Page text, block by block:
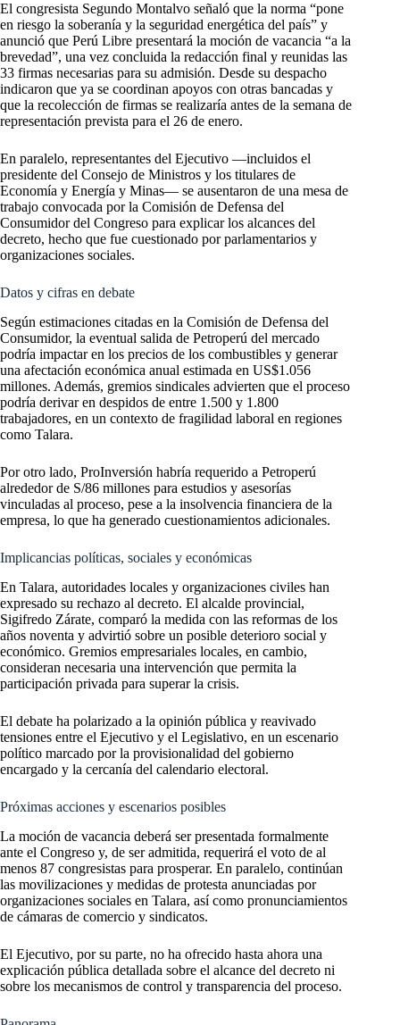
El congresista Segundo Montalvo señaló que la norma “pone
en riesgo la soberanía y la seguridad energética del país” y
anunció que Perú Libre presentará la moción de vacancia “a la
brevedad”, una vez concluida la redacción final y reunidas las
33 firmas necesarias para su admisión. Desde su despacho
indicaron que ya se coordinan apoyos con otras bancadas y
que la recolección de firmas se realizaría antes de la semana de
representación prevista para el 26 de enero.
En paralelo, representantes del Ejecutivo —incluidos el
presidente del Consejo de Ministros y los titulares de
Economía y Energía y Minas— se ausentaron de una mesa de
trabajo convocada por la Comisión de Defensa del
Consumidor del Congreso para explicar los alcances del
decreto, hecho que fue cuestionado por parlamentarios y
organizaciones sociales.
Datos y cifras en debate
Según estimaciones citadas en la Comisión de Defensa del
Consumidor, la eventual salida de Petroperú del mercado
podría impactar en los precios de los combustibles y generar
una afectación económica anual estimada en US$1.056
millones. Además, gremios sindicales advierten que el proceso
podría derivar en despidos de entre 1.500 y 1.800
trabajadores, en un contexto de fragilidad laboral en regiones
como Talara.
Por otro lado, ProInversión habría requerido a Petroperú
alrededor de S/86 millones para estudios y asesorías
vinculadas al proceso, pese a la insolvencia financiera de la
empresa, lo que ha generado cuestionamientos adicionales.
Implicancias políticas, sociales y económicas
En Talara, autoridades locales y organizaciones civiles han
expresado su rechazo al decreto. El alcalde provincial,
Sigifredo Zárate, comparó la medida con las reformas de los
años noventa y advirtió sobre un posible deterioro social y
económico. Gremios empresariales locales, en cambio,
consideran necesaria una intervención que permita la
participación privada para superar la crisis.
El debate ha polarizado a la opinión pública y reavivado
tensiones entre el Ejecutivo y el Legislativo, en un escenario
político marcado por la provisionalidad del gobierno
encargado y la cercanía del calendario electoral.
Próximas acciones y escenarios posibles
La moción de vacancia deberá ser presentada formalmente
ante el Congreso y, de ser admitida, requerirá el voto de al
menos 87 congresistas para prosperar. En paralelo, continúan
las movilizaciones y medidas de protesta anunciadas por
organizaciones sociales en Talara, así como pronunciamientos
de cámaras de comercio y sindicatos.
El Ejecutivo, por su parte, no ha ofrecido hasta ahora una
explicación pública detallada sobre el alcance del decreto ni
sobre los mecanismos de control y transparencia del proceso.